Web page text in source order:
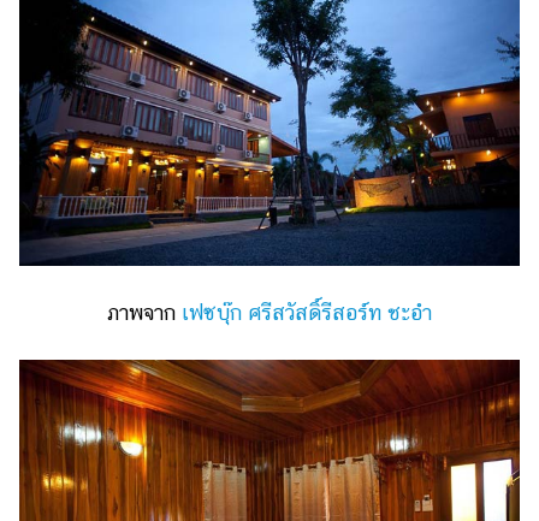
ภาพจาก เฟซบุ๊ก ศรีสวัสดิ์รีสอร์ท ชะอำ